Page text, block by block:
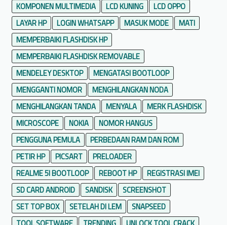
KOMPONEN MULTIMEDIA
LCD KUNING
LCD OPPO
LAYAR HP
LOGIN WHATSAPP MASUK MODE
MATI
MEMPERBAIKI FLASHDISK HP
MEMPERBAIKI FLASHDISK REMOVABLE
MENDELEY DESKTOP
MENGATASI BOOTLOOP
MENGGANTI NOMOR
MENGHILANGKAN NODA
MENGHILANGKAN TANDA
MENYALA
MERK FLASHDISK
MICROSCOPE
NOKIA
NOMOR HANGUS
PENGGUNA PEMULA
PERBEDAAN RAM DAN ROM
PETIR HP
PICSART
PRELOADER
REALME 5I BOOTLOOP
REBOOT HP
REGISTRASI IMEI
SD CARD ANDROID
SANDISK
SCREENSHOT
SET TOP BOX
SETELAH DI LEM
SNAPSEED